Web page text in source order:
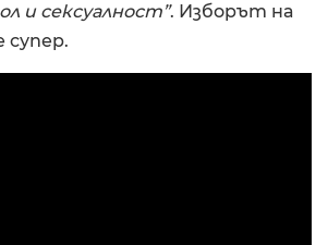
и сексуалност”. Изборът на
супер.